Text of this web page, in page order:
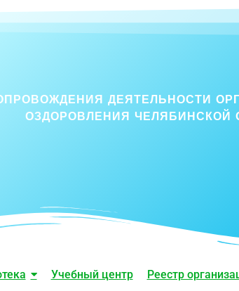
ДЕЯТЕЛЬНОСТИ
ОЗДОРОВЛЕНИЯ ЧЕЛЯБИНСКОЙ
Учебный центр Реестр